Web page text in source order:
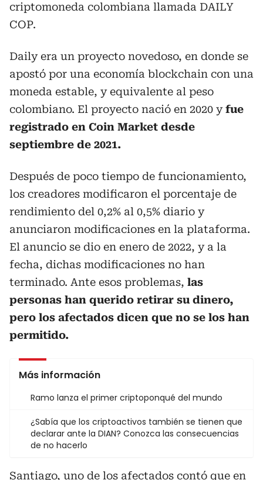
criptomoneda colombiana llamada DAILY
COP.
Daily era un proyecto novedoso, en donde se
apostó por una economía blockchain con una
moneda estable, y equivalente al peso
colombiano. El proyecto nació en 2020 yfue
registrado en Coin Market desde
septiembre de 2021.
Después de poco tiempo de funcionamiento,
los creadores modificaron el porcentaje de
rendimiento del 0,2% al 0,5% diario y
anunciaron modificaciones en la plataforma.
El anuncio se dio en enero de 2022, y a la
fecha, dichas modificaciones no han
terminado. Ante esos problemas, las
personas han querido retirar su dinero,
pero los afectados dicen que no se los han
permitido.
Más información
Ramo lanza el primer criptoponqué del mundo
¿Sabía que los criptoactivos también se tienen que
declarar ante la DIAN? Conozca las consecuencias
de no hacerlo
Santiago, uno de los afectados contó que en